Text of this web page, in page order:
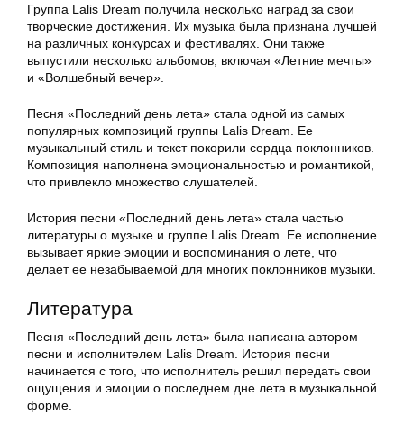
Группа Lalis Dream получила несколько наград за свои
творческие достижения. Их музыка была признана лучшей
на различных конкурсах и фестивалях. Они также
выпустили несколько альбомов, включая «Летние мечты»
и «Волшебный вечер».
Песня «Последний день лета» стала одной из самых
популярных композиций группы Lalis Dream. Ее
музыкальный стиль и текст покорили сердца поклонников.
Композиция наполнена эмоциональностью и романтикой,
что привлекло множество слушателей.
История песни «Последний день лета» стала частью
литературы о музыке и группе Lalis Dream. Ее исполнение
вызывает яркие эмоции и воспоминания о лете, что
делает ее незабываемой для многих поклонников музыки.
Литература
Песня «Последний день лета» была написана автором
песни и исполнителем Lalis Dream. История песни
начинается с того, что исполнитель решил передать свои
ощущения и эмоции о последнем дне лета в музыкальной
форме.